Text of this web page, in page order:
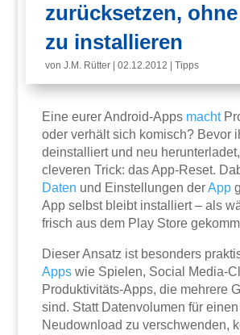
zurücksetzen,
zu installieren
vonJ.M. Rütter |02.12.2012 |Tipps
Eine eurer Android-Apps macht
oder verhält sich komisch? Bevor
deinstalliert und neu
cleveren Trick: das App-Reset.
Daten und Einstellungen derApp
App selbst bleibt installiert – als
frisch aus dem Play Store
Dieser Ansatz ist besonders
Apps wie Spielen, Social Media-
Produktivitäts-Apps, die mehrere
sind. Statt Datenvolumen für
Neudownload zu verschwenden,